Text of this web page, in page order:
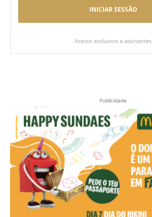
INICIAR SESSÃO
Acesso exclusivo a assinantes
Publicidade